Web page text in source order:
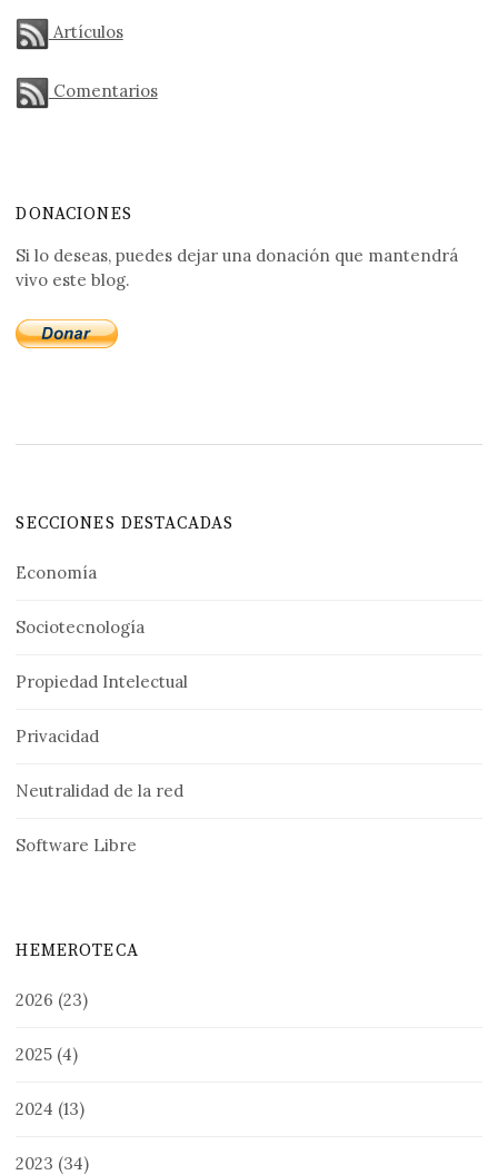
Artículos
Comentarios
DONACIONES
Si lo deseas, puedes dejar una donación que mantendrá
vivo este blog.
SECCIONES DESTACADAS
Economía
Sociotecnología
Propiedad Intelectual
Privacidad
Neutralidad de la red
Software Libre
HEMEROTECA
2026 (23)
2025 (4)
2024 (13)
2023 (34)